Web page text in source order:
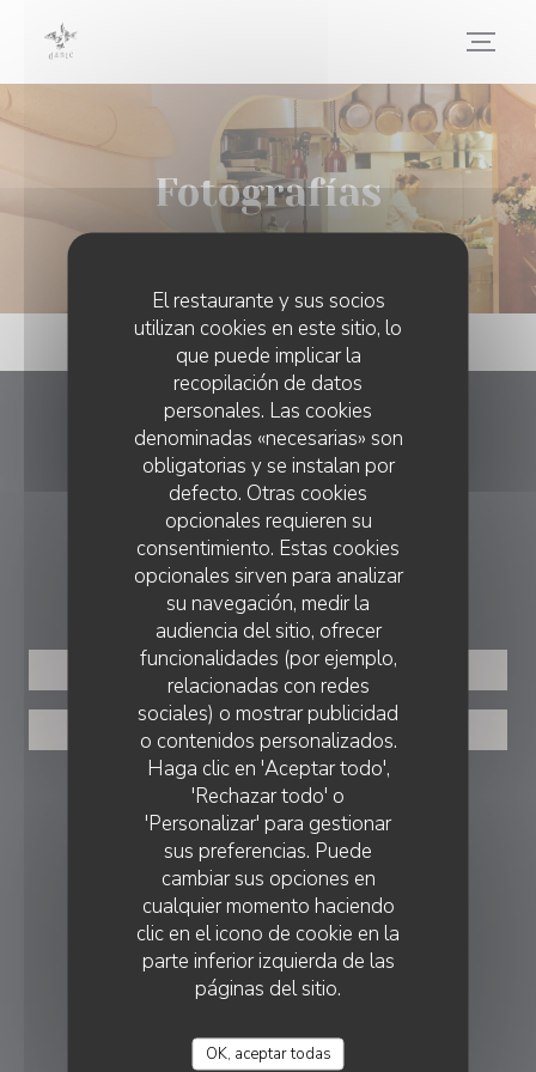
El restaurante y sus socios
utilizan cookies en este sitio, lo
que puede implicar la
recopilación de datos
personales. Las cookies
denominadas «necesarias» son
obligatorias y se instalan por
defecto. Otras cookies
opcionales requieren su
consentimiento. Estas cookies
opcionales sirven para analizar
su navegación, medir la
audiencia del sitio, ofrecer
funcionalidades (por ejemplo,
relacionadas con redes
sociales) o mostrar publicidad
o contenidos personalizados.
Haga clic en 'Aceptar todo',
'Rechazar todo' o
'Personalizar' para gestionar
sus preferencias. Puede
cambiar sus opciones en
cualquier momento haciendo
clic en el icono de cookie en la
parte inferior izquierda de las
páginas del sitio.
OK, aceptar todas
Fotografías
Dante Restaurant
14 Rue de Paradis 75010 Paris
06 60 39 09 01
RESERVA
RESERVAR UNA MESA
SEGUIRNOS
Instagram ((abre en una nueva
BOLETÍN
RECOMPENSAS